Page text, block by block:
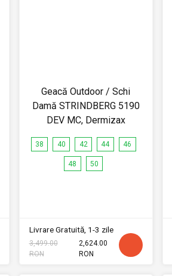
Geacă Outdoor / Schi
Damă STRINDBERG 5190
DEV MC, Dermizax
38 40 42 44 46
48 50
Livrare Gratuită, 1-3 zile
3,499.00
RON
2,624.00
RON